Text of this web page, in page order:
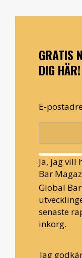
GRATIS
DIG HÄR!
E-
Ja, jag vill
Bar
Global
senaste
inkorg.
Jag